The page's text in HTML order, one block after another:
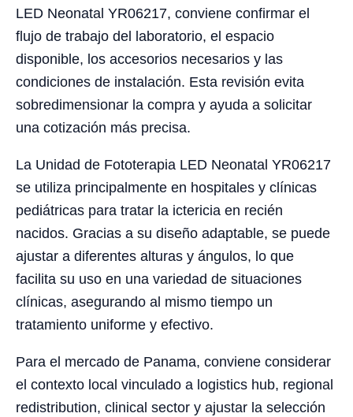
LED Neonatal YR06217, conviene confirmar el
flujo de trabajo del laboratorio, el espacio
disponible, los accesorios necesarios y las
condiciones de instalación. Esta revisión evita
sobredimensionar la compra y ayuda a solicitar
una cotización más precisa.
La Unidad de Fototerapia LED Neonatal YR06217
se utiliza principalmente en hospitales y clínicas
pediátricas para tratar la ictericia en recién
nacidos. Gracias a su diseño adaptable, se puede
ajustar a diferentes alturas y ángulos, lo que
facilita su uso en una variedad de situaciones
clínicas, asegurando al mismo tiempo un
tratamiento uniforme y efectivo.
Para el mercado de Panama, conviene considerar
el contexto local vinculado a logistics hub, regional
redistribution, clinical sector y ajustar la selección